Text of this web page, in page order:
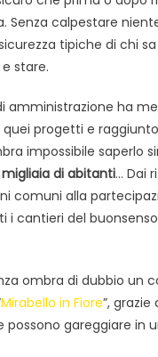
Senza calpestare
tipiche di chi
stare.
amministrazione ha
progetti e
impossibile saperlo
di abitanti… Dai
comuni alla
i cantieri del
ombra di dubbio un
Mirabello in Fiore”,
possono gareggiare in